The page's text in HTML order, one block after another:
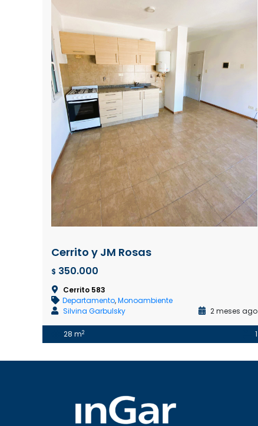
Cerrito y JM Rosas
$ 350.000
Cerrito 583
Departamento,Monoambiente
Silvina Garbulsky
2 meses ago
28 m2 1